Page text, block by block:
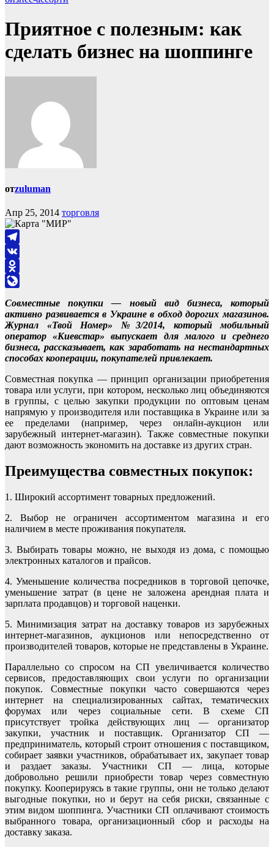
Приятное с полезным: как
сделать бизнес на шоппинге
отzuluman
Апр 25, 2014 торговля
Telegram
VK
Odnoklassniki
Совместные покупки — новый вид бизнеса, который
активно развивается в Украине в обход дорогих магазинов.
Журнал «Твой Номер» №3/2014, который мобильный
оператор «Киевстар» выпускает для малого и среднего
бизнеса, рассказывает, как заработать на нестандартных
способах кооперации, покупателей привлекает.
Совместная покупка — принцип организации приобретения
товара или услуги, при котором, несколько лиц объединяются
в группы, с целью закупки продукции по оптовым ценам
напрямую у производителя или поставщика в Украине или за
ее пределами (например, через онлайн-аукцион или
зарубежный интернет-магазин). Также совместные покупки
дают возможность экономить на доставке из других стран.
Преимущества совместных покупок:
1. Широкий ассортимент товарных предложений.
2. Выбор не ограничен ассортиментом магазина и его
наличием в месте проживания покупателя.
3. Выбирать товары можно, не выходя из дома, с помощью
электронных каталогов и прайсов.
4. Уменьшение количества посредников в торговой цепочке,
уменьшение затрат (в цене не заложена арендная плата и
зарплата продавцов) и торговой наценки.
5. Минимизация затрат на доставку товаров из зарубежных
интернет-магазинов, аукционов или непосредственно от
производителей товаров, которые не представлены в Украине.
Параллельно со спросом на СП увеличивается количество
сервисов, предоставляющих свои услуги по организации
покупок. Совместные покупки часто совершаются через
интернет на специализированных сайтах, тематических
форумах или через социальные сети. В схеме СП
присутствует тройка действующих лиц — организатор
закупки, участник и поставщик. Организатор СП —
предприниматель, который строит отношения с поставщиком,
собирает заявки участников, обрабатывает их, закупает товар
и раздает заказы. Участники СП — лица, которые
добровольно решили приобрести товар через совместную
покупку. Кооперируясь в такие группы, они не только делают
выгодные покупки, но и берут на себя риски, связанные с
этим видом шоппинга. Участники СП оплачивают стоимость
выбранного товара, организационный сбор и расходы на
доставку заказа.